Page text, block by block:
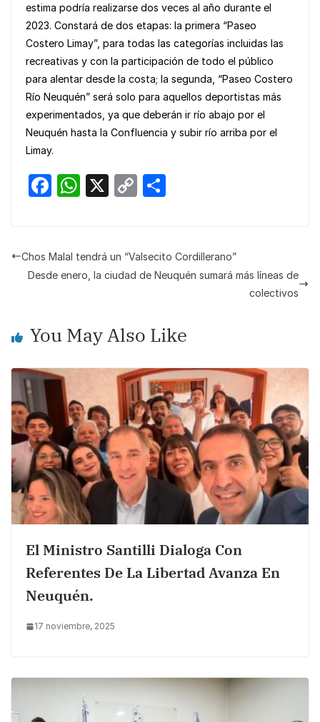
estima podría realizarse dos veces al año durante el
2023. Constará de dos etapas: la primera “Paseo
Costero Limay”, para todas las categorías incluidas las
recreativas y con la participación de todo el público
para alentar desde la costa; la segunda, “Paseo Costero
Río Neuquén” será solo para aquellos deportistas más
experimentados, ya que deberán ir río abajo por el
Neuquén hasta la Confluencia y subir río arriba por el
Limay.
F
e
b
k
W
s
A
p
X
C
y
Li
e
Chos Malal tendrá un “Valsecito Cordillerano”
Desde enero, la ciudad de Neuquén sumará más líneas de
colectivos
You May Also Like
El Ministro Santilli Dialoga Con
Referentes De La Libertad Avanza En
Neuquén.
17 noviembre, 2025